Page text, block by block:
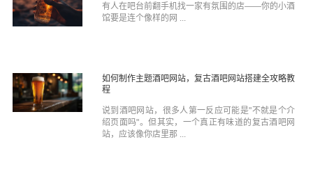
有人在吧台前翻手机找一家有氛围的店——你的小酒
馆要是连个像样的网 ...
如何制作主题酒吧网站，复古酒吧网站搭建全攻略教
程
说到酒吧网站，很多人第一反应可能是"不就是个介
绍页面吗"。但其实，一个真正有味道的复古酒吧网
站，应该像你店里那 ...